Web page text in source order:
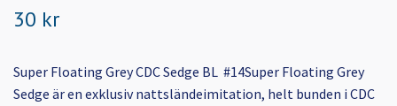
30 kr
Super Floating Grey CDC Sedge BL #14Super Floating Grey
Sedge är en exklusiv nattsländeimitation, helt bunden i CDC